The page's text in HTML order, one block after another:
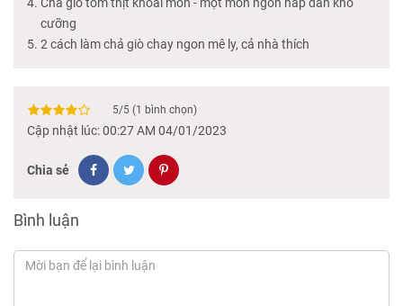
Chả giò tôm thịt khoai môn - một món ngon hấp dẫn khó
cưỡng
2 cách làm chả giò chay ngon mê ly, cả nhà thích
5/5 (1 bình chọn)
Cập nhật lúc: 00:27 AM 04/01/2023
Chia sẻ
Bình luận